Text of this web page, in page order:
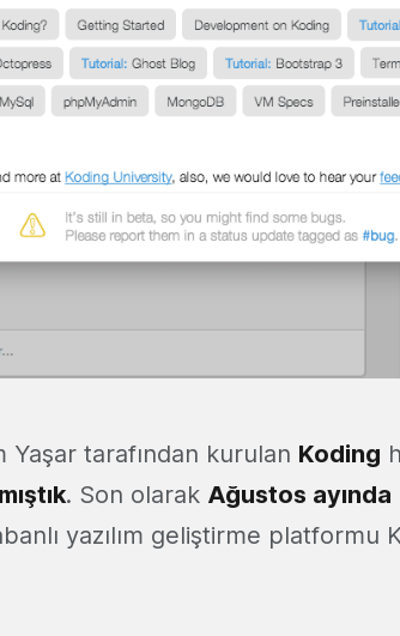
Yaşar tarafından kurulan Koding
. Son olarak Ağustos ayında
yazılım geliştirme platformu